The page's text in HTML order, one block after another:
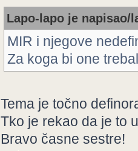
Lapo-lapo je napisao/
MIR i njegove
Za koga bi one
Tema je točno
Tko je rekao da je to
Bravo časne sestre!